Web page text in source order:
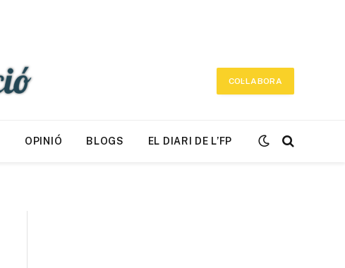
COL·LABORA
OPINIÓ BLOGS EL DIARI DE L’FP